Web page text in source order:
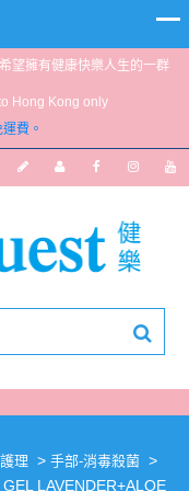
望擁有健康快樂人生的一群
Hong Kong only
費。
60ML
理 > 手部-消毒殺菌 >
LAVENDER+ALOE